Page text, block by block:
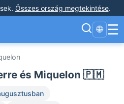
. Összes ország megtekintése.
🌐 ☰
és Miquelon 🇵🇲